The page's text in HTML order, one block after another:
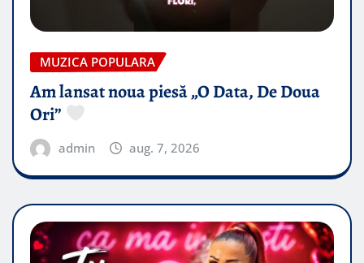
MUZICA POPULARA
Am lansat noua piesă „O Data, De Doua
Ori”
admin aug. 7, 2026